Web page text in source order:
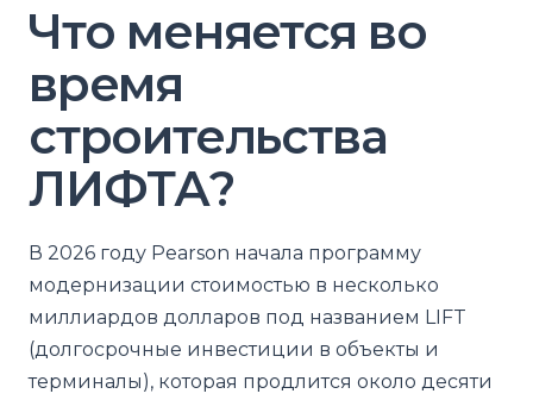
Что меняется во
время
строительства
ЛИФТА?
В 2026 году Pearson начала программу
модернизации стоимостью в несколько
миллиардов долларов под названием LIFT
(долгосрочные инвестиции в объекты и
терминалы), которая продлится около десяти